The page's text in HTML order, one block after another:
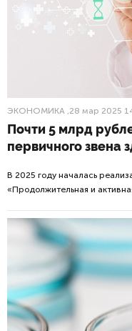
ЭКОНОМИКА ,28 мар 2025
Почти 5 млрд
первичного звена
В 2025 году началась
«Продолжительная и